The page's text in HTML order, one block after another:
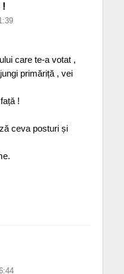
!
care te-a votat ,
primăriță , vei
!
ceva posturi și